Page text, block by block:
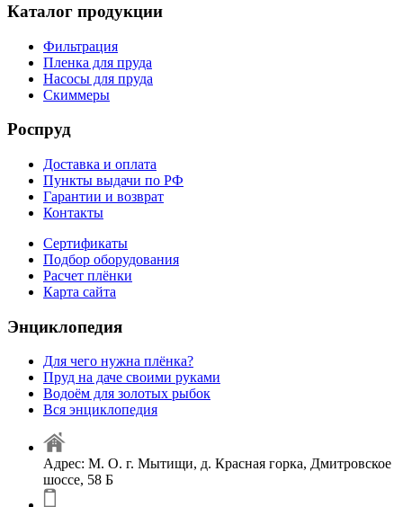
Каталог продукции
Фильтрация
Пленка для пруда
Насосы для пруда
Скиммеры
Роспруд
Доставка и оплата
Пункты выдачи по РФ
Гарантии и возврат
Контакты
Сертификаты
Подбор оборудования
Расчет плёнки
Карта сайта
Энциклопедия
Для чего нужна плёнка?
Пруд на даче своими руками
Водоём для золотых рыбок
Вся энциклопедия
Адрес: М. О. г. Мытищи, д. Красная горка, Дмитровское
шоссе, 58 Б